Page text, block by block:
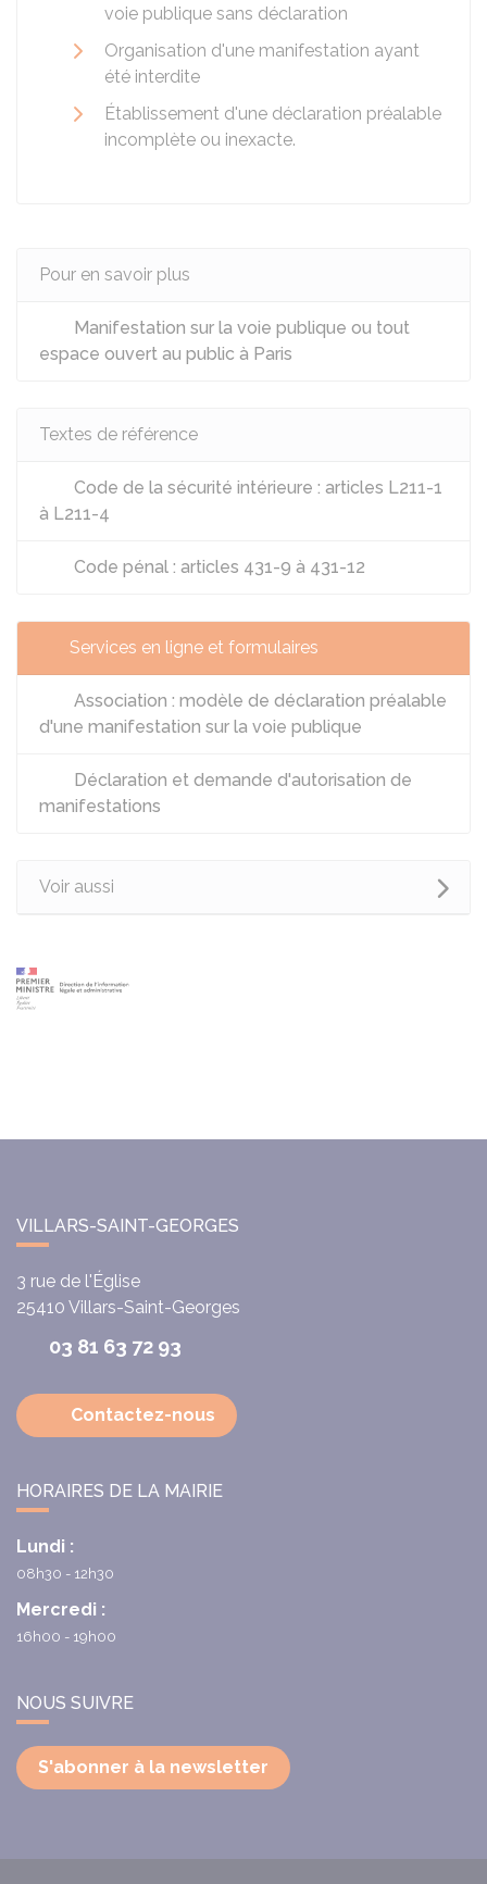
voie publique sans déclaration
Organisation d'une manifestation ayant
été interdite
Établissement d'une déclaration préalable
incomplète ou inexacte.
Pour en savoir plus
Manifestation sur la voie publique ou tout
espace ouvert au public à Paris
Textes de référence
Code de la sécurité intérieure : articles L211-1
à L211-4
Code pénal : articles 431-9 à 431-12
Services en ligne et formulaires
Association : modèle de déclaration préalable
d'une manifestation sur la voie publique
Déclaration et demande d'autorisation de
manifestations
Voir aussi
VILLARS-SAINT-GEORGES
3 rue de l'Église
25410 Villars-Saint-Georges
03 81 63 72 93
Contactez-nous
HORAIRES DE LA MAIRIE
Lundi :
08h30 - 12h30
Mercredi :
16h00 - 19h00
NOUS SUIVRE
S'abonner à la newsletter